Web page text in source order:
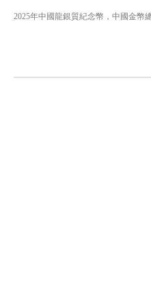
2025年中國龍銀質紀念幣，中國金幣